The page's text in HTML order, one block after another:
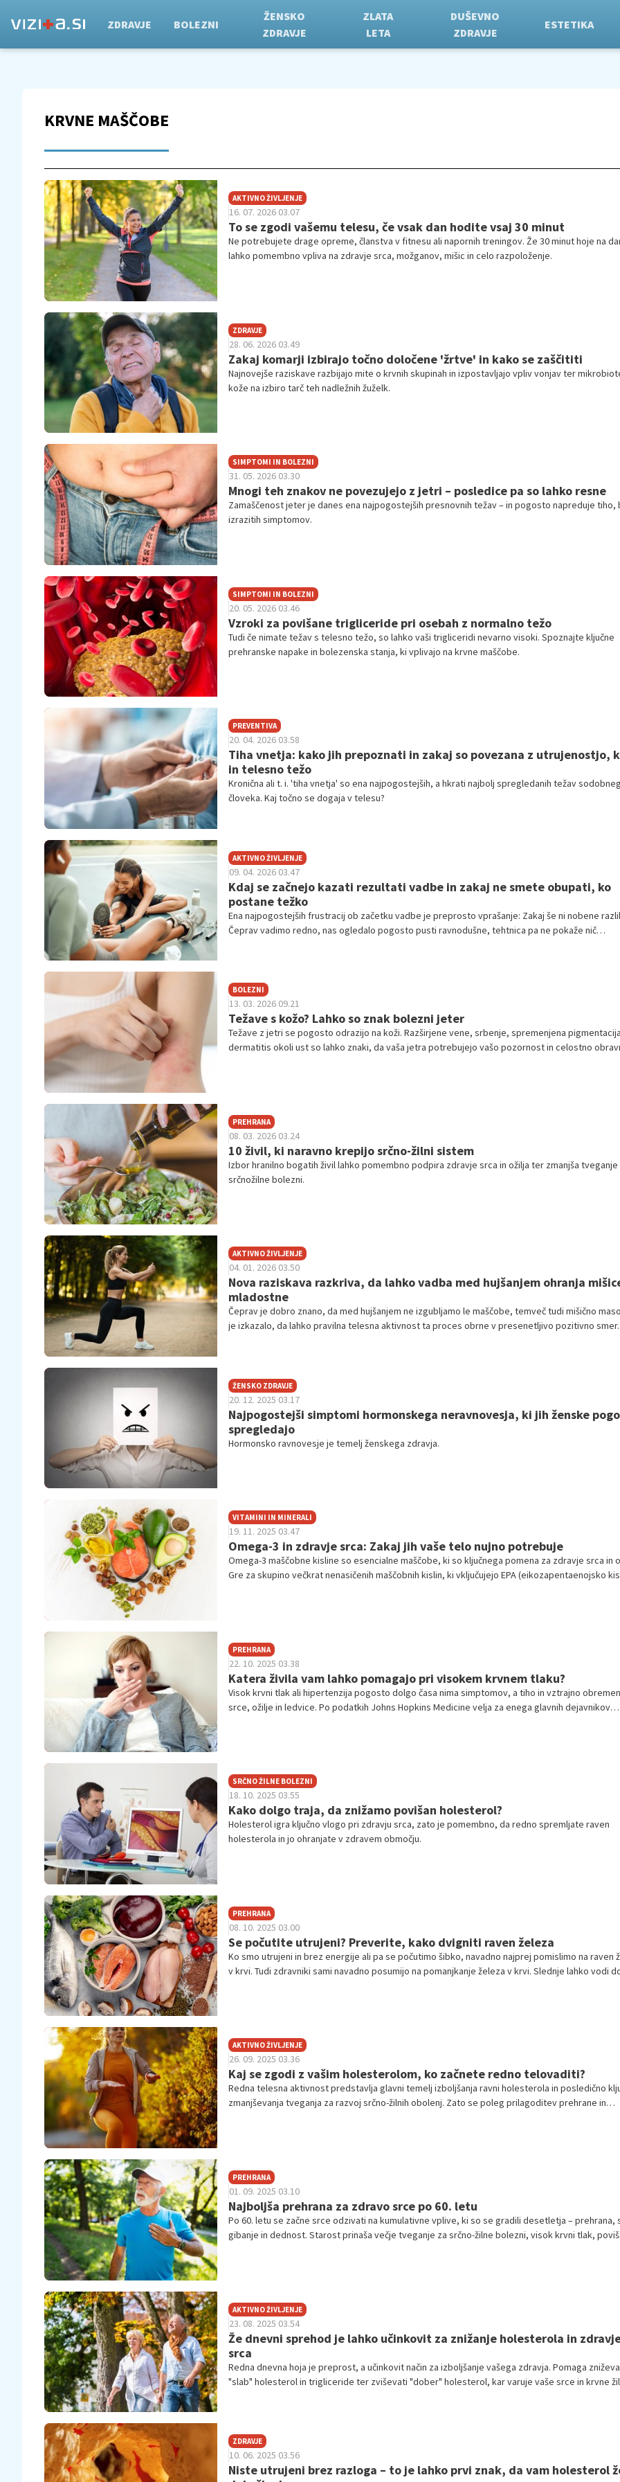
ZDRAVJE BOLEZNI
ŽENSKO
ZDRAVJE
ZLATA
LETA
DUŠEVNO
ZDRAVJE
ESTETIKA
KRVNE MAŠČOBE
AKTIVNO ŽIVLJENJE
16. 07. 2026 03.07
To se zgodi vašemu telesu, če vsak dan hodite vsaj 30 minut
Ne potrebujete drage opreme, članstva v fitnesu ali napornih treningov. Že 30 minut hoje na
lahko pomembno vpliva na zdravje srca, možganov, mišic in celo razpoloženje.
ZDRAVJE
28. 06. 2026 03.49
Zakaj komarji izbirajo točno določene 'žrtve' in kako se zaščititi
Najnovejše raziskave razbijajo mite o krvnih skupinah in izpostavljajo vpliv vonjav ter
kože na izbiro tarč teh nadležnih žuželk.
SIMPTOMI IN BOLEZNI
31. 05. 2026 03.30
Mnogi teh znakov ne povezujejo z jetri – posledice pa so lahko resne
Zamaščenost jeter je danes ena najpogostejših presnovnih težav – in pogosto napreduje tiho,
izrazitih simptomov.
SIMPTOMI IN BOLEZNI
20. 05. 2026 03.46
Vzroki za povišane trigliceride pri osebah z normalno težo
Tudi če nimate težav s telesno težo, so lahko vaši trigliceridi nevarno visoki. Spoznajte ključne
prehranske napake in bolezenska stanja, ki vplivajo na krvne maščobe.
PREVENTIVA
20. 04. 2026 03.58
Tiha vnetja: kako jih prepoznati in zakaj so povezana z utrujenostjo,
in telesno težo
Kronična ali t. i. 'tiha vnetja' so ena najpogostejših, a hkrati najbolj spregledanih težav
človeka. Kaj točno se dogaja v telesu?
AKTIVNO ŽIVLJENJE
09. 04. 2026 03.47
Kdaj se začnejo kazati rezultati vadbe in zakaj ne smete obupati, ko
postane težko
Ena najpogostejših frustracij ob začetku vadbe je preprosto vprašanje: Zakaj še ni nobene
Čeprav vadimo redno, nas ogledalo pogosto pusti ravnodušne, tehtnica pa ne pokaže nič
BOLEZNI
13. 03. 2026 09.21
Težave s kožo? Lahko so znak bolezni jeter
Težave z jetri se pogosto odrazijo na koži. Razširjene vene, srbenje, spremenjena
dermatitis okoli ust so lahko znaki, da vaša jetra potrebujejo vašo pozornost in celostno
PREHRANA
08. 03. 2026 03.24
10 živil, ki naravno krepijo srčno-žilni sistem
Izbor hranilno bogatih živil lahko pomembno podpira zdravje srca in ožilja ter zmanjša tveganje
srčnožilne bolezni.
AKTIVNO ŽIVLJENJE
04. 01. 2026 03.50
Nova raziskava razkriva, da lahko vadba med hujšanjem ohranja
mladostne
Čeprav je dobro znano, da med hujšanjem ne izgubljamo le maščobe, temveč tudi mišično
je izkazalo, da lahko pravilna telesna aktivnost ta proces obrne v presenetljivo pozitivno smer.
ŽENSKO ZDRAVJE
20. 12. 2025 03.17
Najpogostejši simptomi hormonskega neravnovesja, ki jih ženske
spregledajo
Hormonsko ravnovesje je temelj ženskega zdravja.
VITAMINI IN MINERALI
19. 11. 2025 03.47
Omega-3 in zdravje srca: Zakaj jih vaše telo nujno potrebuje
Omega-3 maščobne kisline so esencialne maščobe, ki so ključnega pomena za zdravje srca in
Gre za skupino večkrat nenasičenih maščobnih kislin, ki vključujejo EPA (eikozapentaenojsko
PREHRANA
22. 10. 2025 03.38
Katera živila vam lahko pomagajo pri visokem krvnem tlaku?
Visok krvni tlak ali hipertenzija pogosto dolgo časa nima simptomov, a tiho in vztrajno
srce, ožilje in ledvice. Po podatkih Johns Hopkins Medicine velja za enega glavnih dejavnikov
SRČNO ŽILNE BOLEZNI
18. 10. 2025 03.55
Kako dolgo traja, da znižamo povišan holesterol?
Holesterol igra ključno vlogo pri zdravju srca, zato je pomembno, da redno spremljate raven
holesterola in jo ohranjate v zdravem območju.
PREHRANA
08. 10. 2025 03.00
Se počutite utrujeni? Preverite, kako dvigniti raven železa
Ko smo utrujeni in brez energije ali pa se počutimo šibko, navadno najprej pomislimo na raven
v krvi. Tudi zdravniki sami navadno posumijo na pomanjkanje železa v krvi. Slednje lahko vodi
AKTIVNO ŽIVLJENJE
26. 09. 2025 03.36
Kaj se zgodi z vašim holesterolom, ko začnete redno telovaditi?
Redna telesna aktivnost predstavlja glavni temelj izboljšanja ravni holesterola in posledično
zmanjševanja tveganja za razvoj srčno-žilnih obolenj. Zato se poleg prilagoditev prehrane in
PREHRANA
01. 09. 2025 03.10
Najboljša prehrana za zdravo srce po 60. letu
Po 60. letu se začne srce odzivati na kumulativne vplive, ki so se gradili desetletja – prehrana,
gibanje in dednost. Starost prinaša večje tveganje za srčno-žilne bolezni, visok krvni tlak,
AKTIVNO ŽIVLJENJE
23. 08. 2025 03.54
Že dnevni sprehod je lahko učinkovit za znižanje holesterola in
srca
Redna dnevna hoja je preprost, a učinkovit način za izboljšanje vašega zdravja. Pomaga
"slab" holesterol in trigliceride ter zviševati "dober" holesterol, kar varuje vaše srce in krvne
ZDRAVJE
10. 06. 2025 03.56
Niste utrujeni brez razloga – to je lahko prvi znak, da vam holesterol